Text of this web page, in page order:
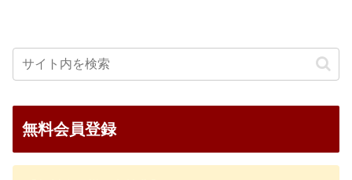
無料会員登録